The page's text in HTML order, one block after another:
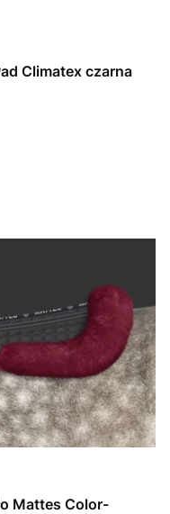
Climatex czarna
Mattes Color-